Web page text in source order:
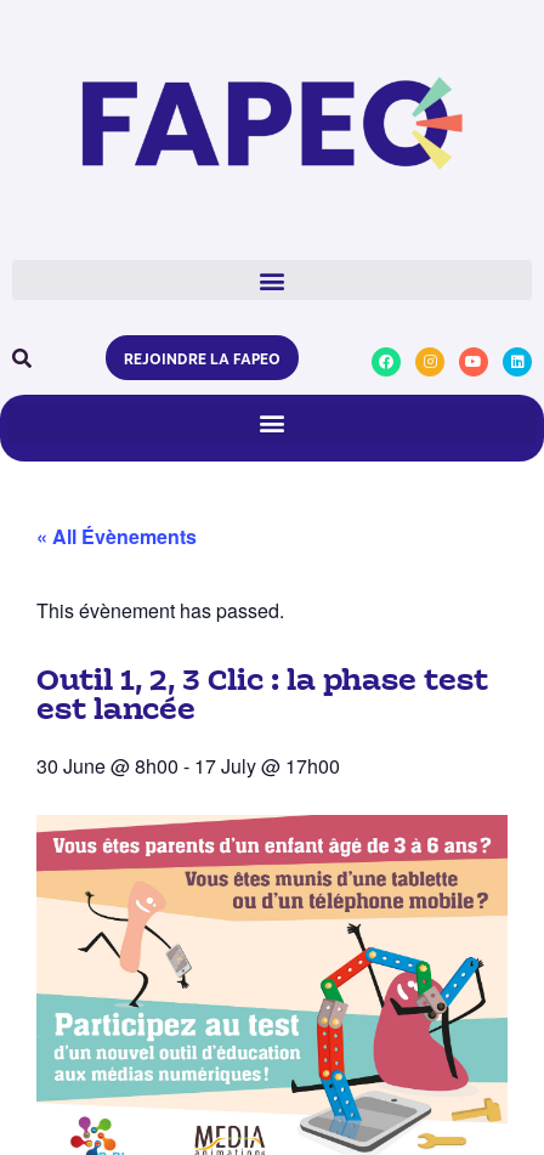
REJOINDRE LA FAPEO
« All Évènements
This évènement has passed.
Outil 1, 2, 3 Clic : la phase test
est lancée
30 June@8h00 - 17 July@ 17h00